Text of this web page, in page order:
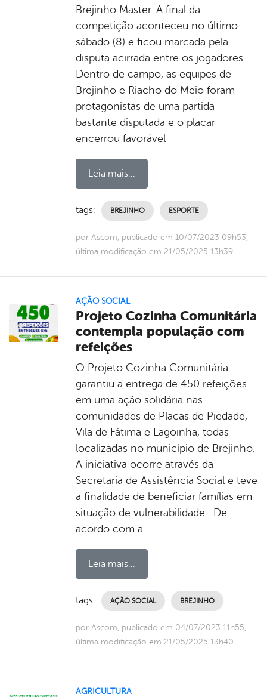
Brejinho Master. A final da
competição aconteceu no último
sábado (8) e ficou marcada pela
disputa acirrada entre os jogadores.
Dentro de campo, as equipes de
Brejinho e Riacho do Meio foram
protagonistas de uma partida
bastante disputada e o placar
encerrou favorável
Leia mais...
tags: BREJINHO ESPORTE
por Ascom, publicado em 10/07/2023 09h53,
última modificação em 21/05/2025 13h39
AÇÃO SOCIAL
Projeto Cozinha Comunitária
contempla população com
refeições
O Projeto Cozinha Comunitária
garantiu a entrega de 450 refeições
em uma ação solidária nas
comunidades de Placas de Piedade,
Vila de Fátima e Lagoinha, todas
localizadas no município de Brejinho.
A iniciativa ocorre através da
Secretaria de Assistência Social e teve
a finalidade de beneficiar famílias em
situação de vulnerabilidade. De
acordo com a
Leia mais...
tags: AÇÃO SOCIAL BREJINHO
por Ascom, publicado em 04/07/2023 11h55,
última modificação em 21/05/2025 13h40
AGRICULTURA